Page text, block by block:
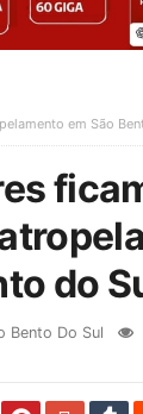
em São
do
Bento Do Sul